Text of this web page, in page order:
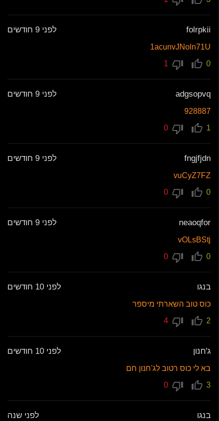
folrpkii לפני 9 חודשים
1acunvJNoln71U
0
adgsopvq לפני 9 חודשים
928887
1
fngjfjdn לפני 9 חודשים
vuCyZ7FZ
0
neaoqfor לפני 9 חודשים
vOLsBStj
0
בנגו לפני 10 חודשים
כוס טוב השארתי מיספר
2
ג'חנון לפני 10 חודשים
בא לי כוס רטוב לג'חנון חם
3
בנגו לפני שנה